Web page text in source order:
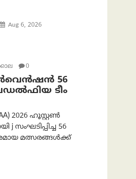
Aug 6, 2026
0
56
ടീം
2026 ഹൂസ്റ്റൺ
സംഘടിപ്പിച്ച 56
മത്സരങ്ങൾക്ക്